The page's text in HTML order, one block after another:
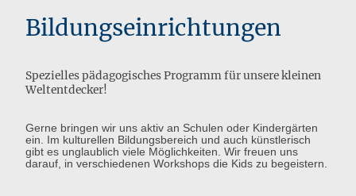
Bildungseinrichtungen
Spezielles pädagogisches Programm für unsere kleinen
Weltentdecker!
Gerne bringen wir uns aktiv an Schulen oder Kindergärten
ein. Im kulturellen Bildungsbereich und auch künstlerisch
gibt es unglaublich viele Möglichkeiten. Wir freuen uns
darauf, in verschiedenen Workshops die Kids zu begeistern.